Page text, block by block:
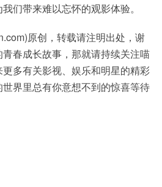
们带来难以忘怀的观影体验。
原创，转载请注明出处，谢
春成长故事，那就请持续关注喵
多有关影视、娱乐和明星的精彩
界里总有你意想不到的惊喜等待